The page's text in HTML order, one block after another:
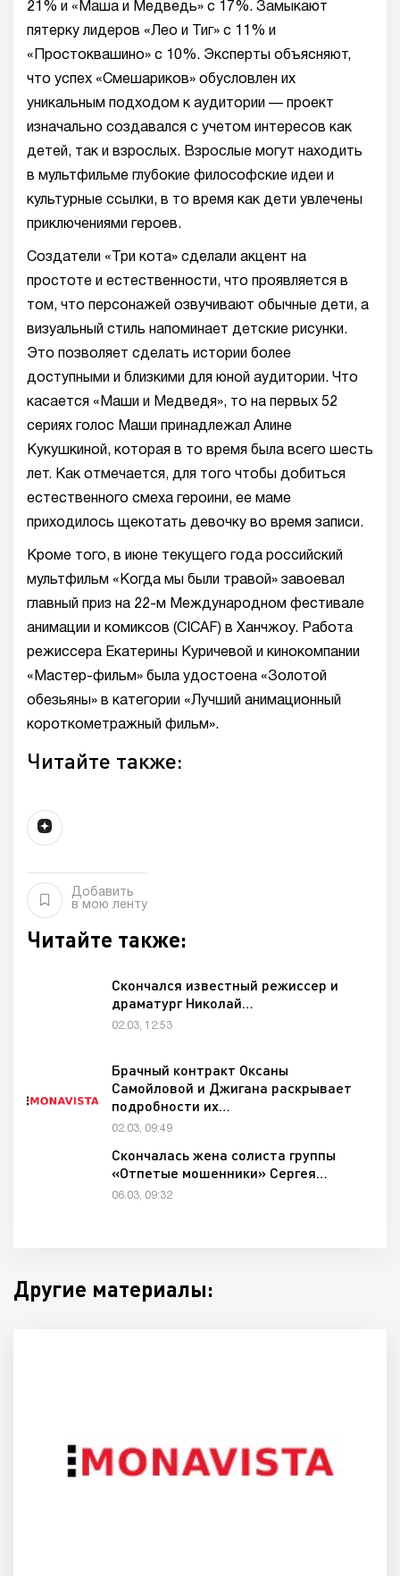
21% и «Маша и Медведь» с 17%. Замыкают
пятерку лидеров «Лео и Тиг» с 11% и
«Простоквашино» с 10%. Эксперты объясняют,
что успех «Смешариков» обусловлен их
уникальным подходом к аудитории — проект
изначально создавался с учетом интересов как
детей, так и взрослых. Взрослые могут находить
в мультфильме глубокие философские идеи и
культурные ссылки, в то время как дети увлечены
приключениями героев.
Создатели «Три кота» сделали акцент на
простоте и естественности, что проявляется в
том, что персонажей озвучивают обычные дети, а
визуальный стиль напоминает детские рисунки.
Это позволяет сделать истории более
доступными и близкими для юной аудитории. Что
касается «Маши и Медведя», то на первых 52
сериях голос Маши принадлежал Алине
Кукушкиной, которая в то время была всего шесть
лет. Как отмечается, для того чтобы добиться
естественного смеха героини, ее маме
приходилось щекотать девочку во время записи.
Кроме того, в июне текущего года российский
мультфильм «Когда мы были травой» завоевал
главный приз на 22-м Международном фестивале
анимации и комиксов (CICAF) в Ханчжоу. Работа
режиссера Екатерины Куричевой и кинокомпании
«Мастер-фильм» была удостоена «Золотой
обезьяны» в категории «Лучший анимационный
короткометражный фильм».
Читайте также:
Добавить
в мою ленту
Читайте также:
Скончался известный режиссер и
драматург Николай…
02.03, 12:53
Брачный контракт Оксаны
Самойловой и Джигана раскрывает
подробности их…
02.03, 09:49
Скончалась жена солиста группы
«Отпетые мошенники» Сергея…
06.03, 09:32
Другие материалы: